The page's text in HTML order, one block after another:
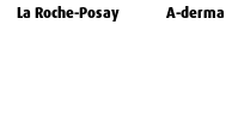
La Roche-Posay A-derma